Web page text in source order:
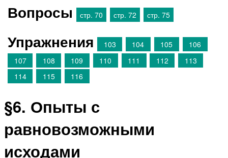
Вопросы стр. 70 стр. 72 стр. 75
Упражнения 103 104 105
106
107
108 109 110 111 112
113
114
115 116
§6. Опыты с
равновозможными
исходами